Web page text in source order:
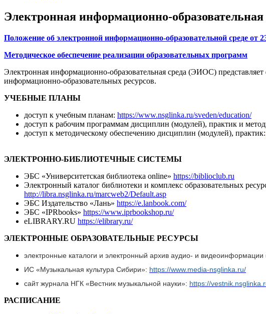
Электронная информационно-образовательная
Положение об электронной информационно-образовательной среде от
Методическое обеспечение реализации образовательных программ
Электронная информационно-образовательная среда (ЭИОС)
информационно-образовательных ресурсов.
УЧЕБНЫЕ ПЛАНЫ
доступ к учебным планам: https://www.nsglinka.ru/sveden/education/
доступ к рабочим программам дисциплин (модулей), практик и
доступ к методическому обеспечению дисциплин (модулей), практик:
ЭЛЕКТРОННО-БИБЛИОТЕЧНЫЕ СИСТЕМЫ
ЭБС «Университетская библиотека online» https://biblioclub.ru
Электронный каталог библиотеки и комплекс образовательных
http://libra.nsglinka.ru/marcweb2/Default.asp
ЭБС Издательство «Лань» https://e.lanbook.com/
ЭБС «IPRbooks» https://www.iprbookshop.ru/
eLIBRARY.RU https://elibrary.ru/
ЭЛЕКТРОННЫЕ ОБРАЗОВАТЕЛЬНЫЕ РЕСУРСЫ
электронные каталоги и электронный архив аудио- и
ИС «Музыкальная культура Сибири»: https://www.media-nsglinka.ru/
сайт журнала НГК «Вестник музыкальной науки»: https://
РАСПИСАНИЕ